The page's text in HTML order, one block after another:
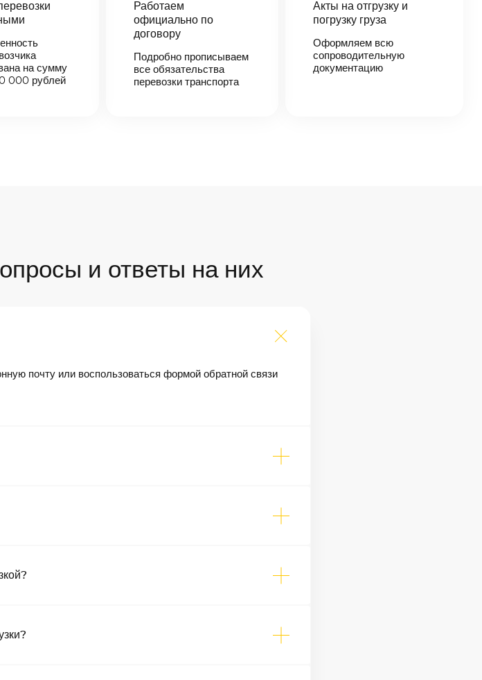
на сумму
000 рублей
Работаем
официально по
договору
Подробно прописываем
все обязательства
перевозки транспорта
Акты на отгрузку и
погрузку груза
Оформляем всю
сопроводительную
документацию
и ответы на них
почту или воспользоваться формой обратной связи